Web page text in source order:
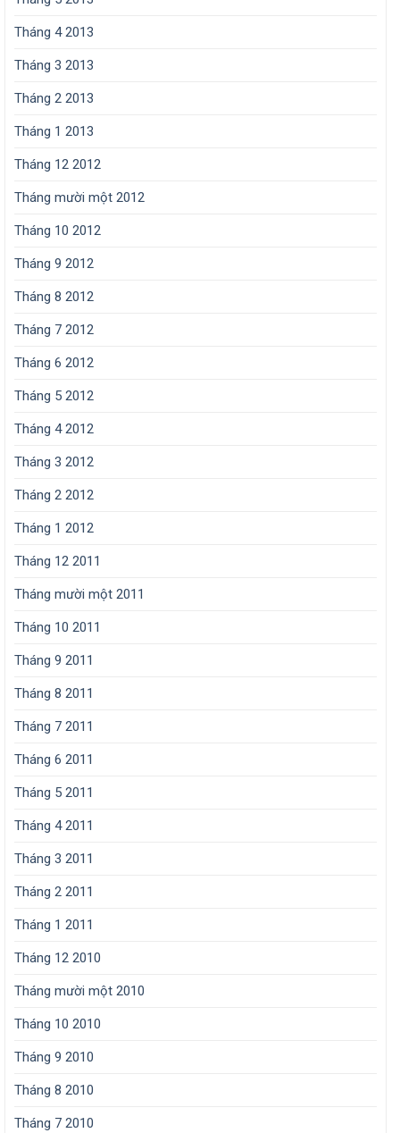
Tháng 4 2013
Tháng 3 2013
Tháng 2 2013
Tháng 1 2013
Tháng 12 2012
Tháng mười một 2012
Tháng 10 2012
Tháng 9 2012
Tháng 8 2012
Tháng 7 2012
Tháng 6 2012
Tháng 5 2012
Tháng 4 2012
Tháng 3 2012
Tháng 2 2012
Tháng 1 2012
Tháng 12 2011
Tháng mười một 2011
Tháng 10 2011
Tháng 9 2011
Tháng 8 2011
Tháng 7 2011
Tháng 6 2011
Tháng 5 2011
Tháng 4 2011
Tháng 3 2011
Tháng 2 2011
Tháng 1 2011
Tháng 12 2010
Tháng mười một 2010
Tháng 10 2010
Tháng 9 2010
Tháng 8 2010
Tháng 7 2010